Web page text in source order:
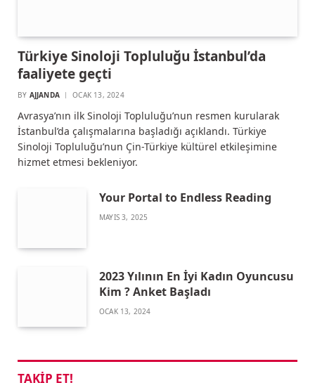
Türkiye Sinoloji Topluluğu İstanbul’da
faaliyete geçti
BY AJJANDA OCAK 13, 2024
Avrasya’nın ilk Sinoloji Topluluğu’nun resmen kurularak
İstanbul’da çalışmalarına başladığı açıklandı. Türkiye
Sinoloji Topluluğu’nun Çin-Türkiye kültürel etkileşimine
hizmet etmesi bekleniyor.
Your Portal to Endless Reading
MAYIS 3, 2025
2023 Yılının En İyi Kadın Oyuncusu
Kim ? Anket Başladı
OCAK 13, 2024
TAKIP ET!